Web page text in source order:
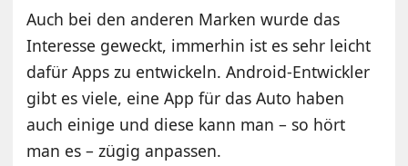
Auch bei den anderen Marken wurde das
Interesse geweckt, immerhin ist es sehr leicht
dafür Apps zu entwickeln. Android-Entwickler
gibt es viele, eine App für das Auto haben
auch einige und diese kann man – so hört
man es – zügig anpassen.